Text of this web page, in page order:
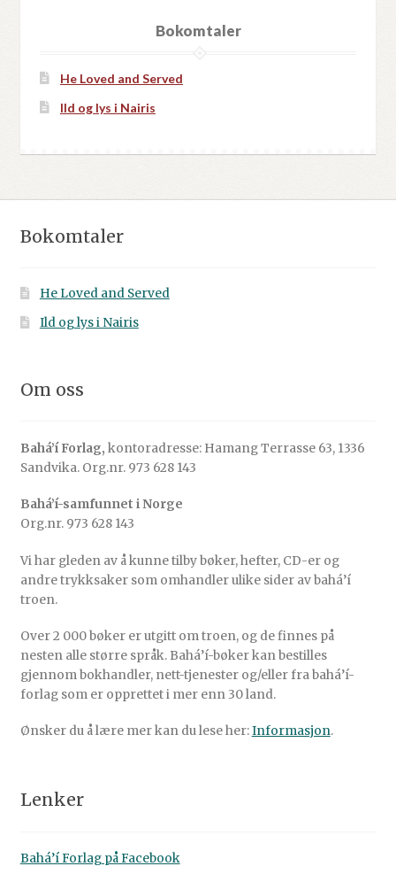
Bokomtaler
He Loved and Served
Ild og lys i Nairis
Bokomtaler
He Loved and Served
Ild og lys i Nairis
Om oss
Bahá’í Forlag, kontoradresse: Hamang Terrasse 63, 1336
Sandvika. Org.nr. 973 628 143
Bahá’í-samfunnet i Norge
Org.nr. 973 628 143
Vi har gleden av å kunne tilby bøker, hefter, CD-er og
andre trykksaker som omhandler ulike sider av bahá’í
troen.
Over 2 000 bøker er utgitt om troen, og de finnes på
nesten alle større språk. Bahá’í-bøker kan bestilles
gjennom bokhandler, nett-tjenester og/eller fra bahá’í-
forlag som er opprettet i mer enn 30 land.
Ønsker du å lære mer kan du lese her:Informasjon.
Lenker
Bahá’í Forlag på Facebook